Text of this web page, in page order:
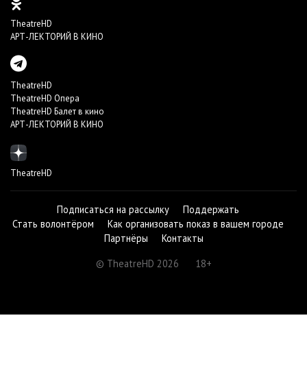
TheatreHD
АРТ-ЛЕКТОРИЙ В КИНО
TheatreHD
TheatreHD Опера
TheatreHD Балет в кино
АРТ-ЛЕКТОРИЙ В КИНО
TheatreHD
Подписаться на рассылку
Поддержать
Стать волонтёром
Как организовать показ в вашем городе
Партнёры
Контакты
© TheatreHD 2026
18+